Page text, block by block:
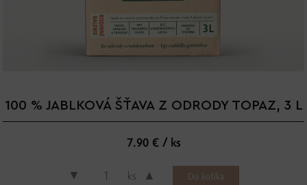
100 % JABLKOVÁ ŠŤAVA Z ODRODY TOPAZ, 3 L
7.90 € / ks
▼ ks ▲